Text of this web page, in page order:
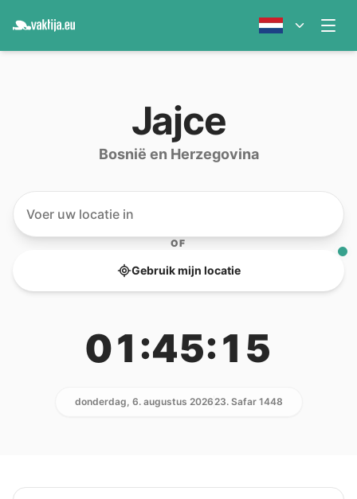
Jajce
Bosnië en Herzegovina
OF
Gebruik mijn locatie
01:45:15
donderdag, 6. augustus 202623. Safar 1448